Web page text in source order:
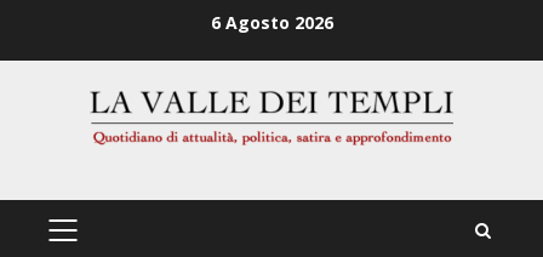
6 Agosto 2026
PRIMÄRES